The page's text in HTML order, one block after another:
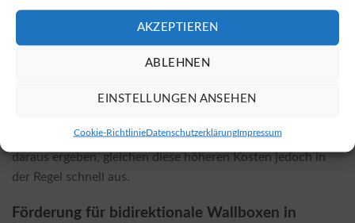
AKZEPTIEREN
ABLEHNEN
EINSTELLUNGEN ANSEHEN
Cookie-RichtlinieDatenschutzerklärungImpressum
Die Kosten für die Installation einer bidirektionalen
Wallbox variieren je nach gewähltem Modell und den
örtlichen Gegebenheiten. Faktoren wie Stromanschlüsse,
Leistungsanpassungen beeinflussen den Preis. Bedenken
herkömmlicher Wallboxen – die Einsparungen, die sich
daraus ergeben, gleichen diese höheren Kosten jedoch in
der Regel schnell aus.
Förderung für bidirektionale Wallboxen in